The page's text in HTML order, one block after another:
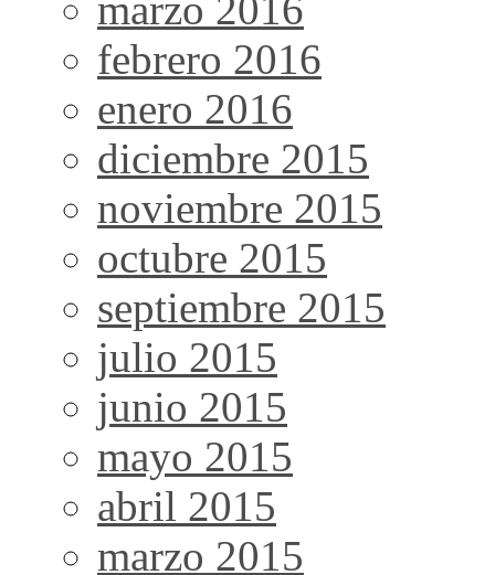
febrero 2016
enero 2016
diciembre 2015
noviembre 2015
octubre 2015
septiembre 2015
julio 2015
junio 2015
mayo 2015
abril 2015
marzo 2015